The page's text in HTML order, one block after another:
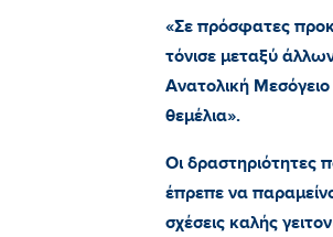
«Σε πρόσφατες
τόνισε μεταξύ
Ανατολική Μεσόγειο
θεμέλια».
Οι δραστηριότητες
έπρεπε να
σχέσεις καλής